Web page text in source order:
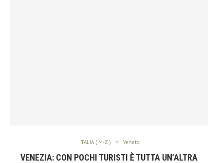
ITALIA ( M-Z ) Veneto
VENEZIA: CON POCHI TURISTI È TUTTA UN’ALTRA